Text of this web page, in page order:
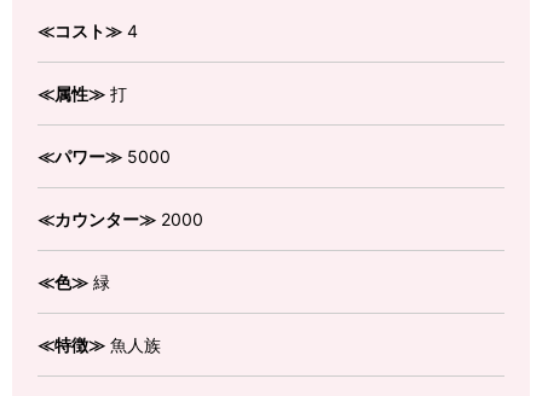
≪コスト≫ 4
≪属性≫ 打
≪パワー≫ 5000
≪カウンター≫ 2000
≪色≫ 緑
≪特徴≫ 魚人族